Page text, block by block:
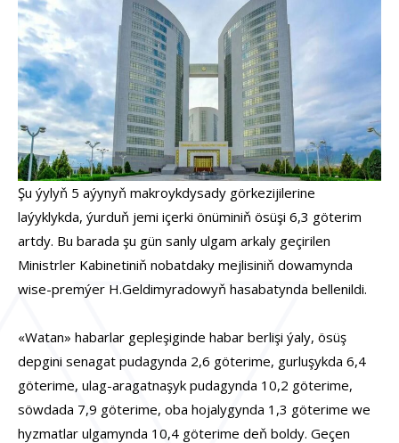
Şu ýylyň 5 aýynyň makroykdysady görkezijilerine
laýyklykda, ýurduň jemi içerki önüminiň ösüşi 6,3 göterim
artdy. Bu barada şu gün sanly ulgam arkaly geçirilen
Ministrler Kabinetiniň nobatdaky mejlisiniň dowamynda
wise-premýer H.Geldimyradowyň hasabatynda bellenildi.
«Watan» habarlar gepleşiginde habar berlişi ýaly, ösüş
depgini senagat pudagynda 2,6 göterime, gurluşykda 6,4
göterime, ulag-aragatnaşyk pudagynda 10,2 göterime,
söwdada 7,9 göterime, oba hojalygynda 1,3 göterime we
hyzmatlar ulgamynda 10,4 göterime deň boldy. Geçen